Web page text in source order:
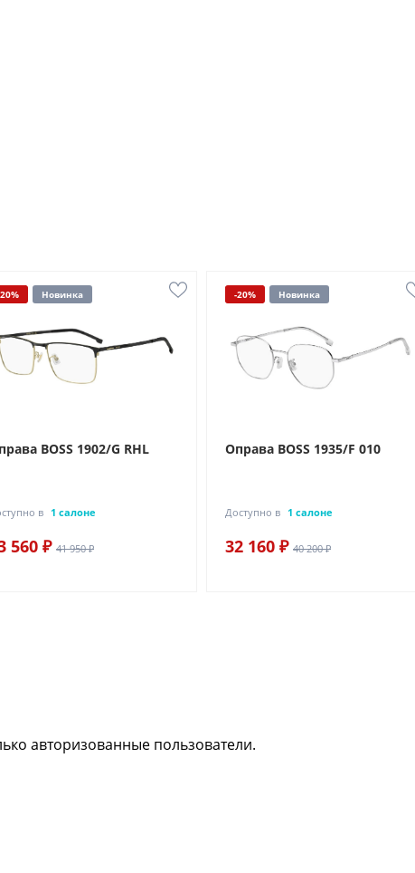
Новинка
BOSS 1902/G RHL
в 1 салоне
560 ₽ 41 950 ₽
-20% Новинка
Оправа BOSS 1935/F 010
Доступно в 1 салоне
32 160 ₽ 40 200 ₽
авторизованные пользователи.